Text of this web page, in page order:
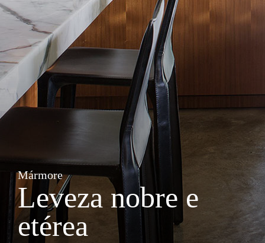
Mármore
Leveza nobree
etérea